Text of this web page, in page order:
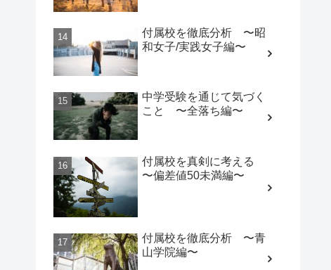
付属校を徹底分析 〜昭
和女子/実践女子編〜
中学受験を通じて気づく
こと 〜全落ち編〜
付属校を真剣に考える
〜偏差値50未満編〜
付属校を徹底分析 〜青
山学院編〜